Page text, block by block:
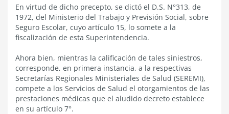
En virtud de dicho precepto, se dictó el D.S. N°313, de
1972, del Ministerio del Trabajo y Previsión Social, sobre
Seguro Escolar, cuyo artículo 15, lo somete a la
fiscalización de esta Superintendencia.
Ahora bien, mientras la calificación de tales siniestros,
corresponde, en primera instancia, a la respectivas
Secretarías Regionales Ministeriales de Salud (SEREMI),
compete a los Servicios de Salud el otorgamientos de las
prestaciones médicas que el aludido decreto establece
en su artículo 7°.